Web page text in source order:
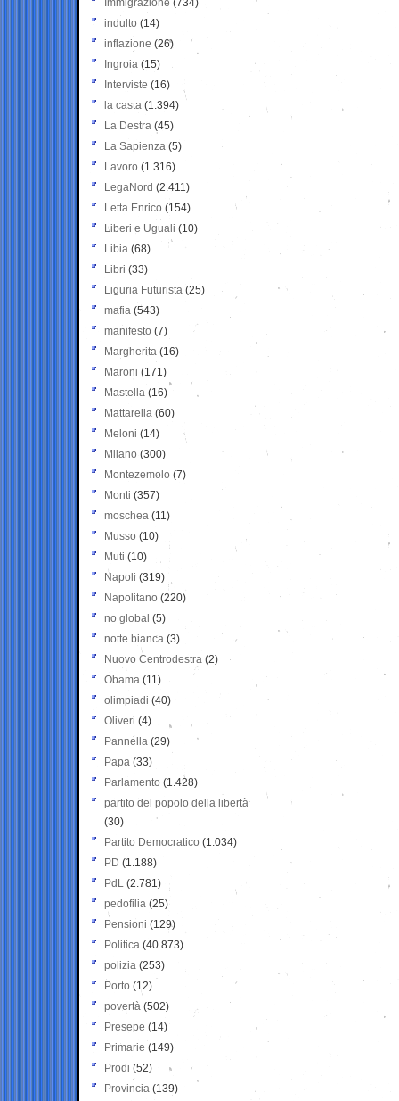
Immigrazione (734)
indulto (14)
inflazione (26)
Ingroia (15)
Interviste (16)
la casta (1.394)
La Destra (45)
La Sapienza (5)
Lavoro (1.316)
LegaNord (2.411)
Letta Enrico (154)
Liberi e Uguali (10)
Libia (68)
Libri (33)
Liguria Futurista (25)
mafia (543)
manifesto (7)
Margherita (16)
Maroni (171)
Mastella (16)
Mattarella (60)
Meloni (14)
Milano (300)
Montezemolo (7)
Monti (357)
moschea (11)
Musso (10)
Muti (10)
Napoli (319)
Napolitano (220)
no global (5)
notte bianca (3)
Nuovo Centrodestra (2)
Obama (11)
olimpiadi (40)
Oliveri (4)
Pannella (29)
Papa (33)
Parlamento (1.428)
partito del popolo della libertà
(30)
Partito Democratico (1.034)
PD (1.188)
PdL (2.781)
pedofilia (25)
Pensioni (129)
Politica (40.873)
polizia (253)
Porto (12)
povertà (502)
Presepe (14)
Primarie (149)
Prodi (52)
Provincia (139)